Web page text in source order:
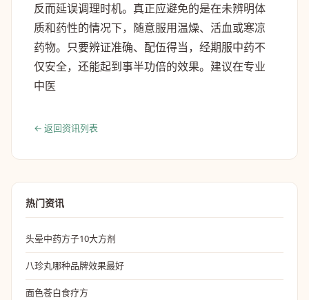
反而延误调理时机。真正应避免的是在未辨明体
质和药性的情况下，随意服用温燥、活血或寒凉
药物。只要辨证准确、配伍得当，经期服中药不
仅安全，还能起到事半功倍的效果。建议在专业
中医
← 返回资讯列表
热门资讯
头晕中药方子10大方剂
八珍丸哪种品牌效果最好
面色苍白食疗方